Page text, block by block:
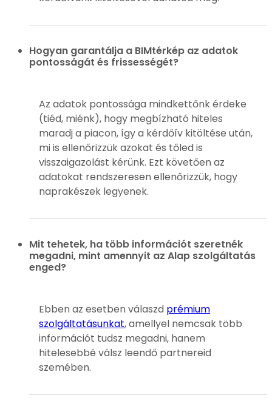
Hogyan garantálja a BIMtérkép az adatok
pontosságát és frissességét?
Az adatok pontossága mindkettőnk érdeke
(tiéd, miénk), hogy megbízható hiteles
maradj a piacon, így a kérdőív kitöltése után,
mi is ellenőrizzük azokat és tőled is
visszaigazolást kérünk. Ezt követően az
adatokat rendszeresen ellenőrizzük, hogy
naprakészek legyenek.
Mit tehetek, ha több információt szeretnék
megadni, mint amennyit az Alap szolgáltatás
enged?
Ebben az esetben válaszd prémium
szolgáltatásunkat, amellyel nemcsak több
információt tudsz megadni, hanem
hitelesebbé válsz leendő partnereid
szemében.